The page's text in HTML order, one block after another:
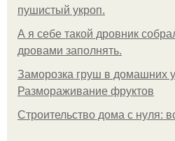
пушистый укроп.
А я себе такой дровник
дровами заполнять.
Заморозка груш в домашних
Размораживание фруктов
Строительство дома с нуля: